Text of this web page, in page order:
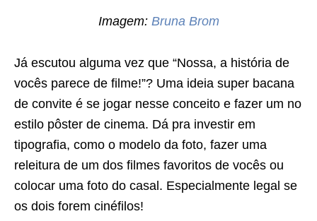
Imagem: Bruna Brom
Já escutou alguma vez que “Nossa, a história de
vocês parece de filme!”? Uma ideia super bacana
de convite é se jogar nesse conceito e fazer um no
estilo pôster de cinema. Dá pra investir em
tipografia, como o modelo da foto, fazer uma
releitura de um dos filmes favoritos de vocês ou
colocar uma foto do casal. Especialmente legal se
os dois forem cinéfilos!